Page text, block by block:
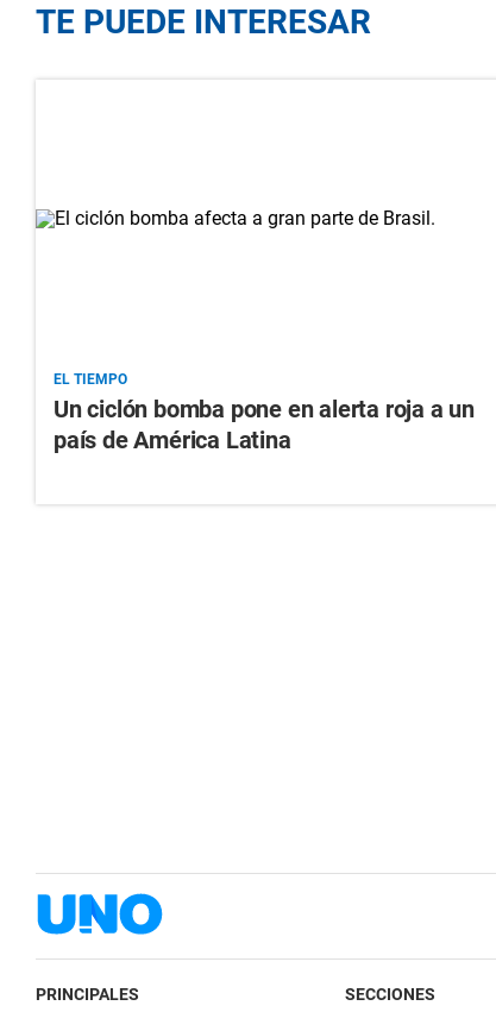
TE PUEDE INTERESAR
EL TIEMPO
Un ciclón bomba pone en alerta roja a un
país de América Latina
PRINCIPALES SECCIONES